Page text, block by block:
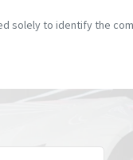
solely to identify the